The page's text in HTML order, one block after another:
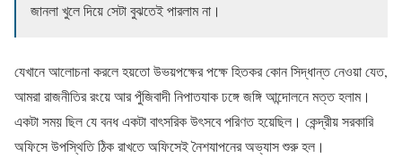
জানলা খুলে দিয়ে সেটা বুঝতেই পারলাম না।
যেখানে আলোচনা করলে হয়তো উভয়পক্ষের পক্ষে হিতকর কোন সিদ্ধান্ত নেওয়া যেত,
আমরা রাজনীতির রংয়ে আর পুঁজিবাদী নিপাতযাক ঢঙ্গে জঙ্গি আন্দোলনে মত্ত হলাম।
একটা সময় ছিল যে বনধ একটা বাৎসরিক উৎসবে পরিণত হয়েছিল। কেন্দ্রীয় সরকারি
অফিসে উপস্থিতি ঠিক রাখতে অফিসেই নৈশযাপনের অভ্যাস শুরু হল।